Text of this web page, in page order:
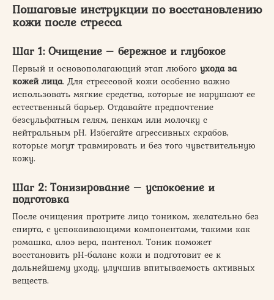
Пошаговые инструкции по восстановлению
кожи после стресса
Шаг 1: Очищение – бережное и глубокое
Первый и основополагающий этап любого ухода за
кожей лица. Для стрессовой кожи особенно важно
использовать мягкие средства, которые не нарушают ее
естественный барьер. Отдавайте предпочтение
безсульфатным гелям, пенкам или молочку с
нейтральным pH. Избегайте агрессивных скрабов,
которые могут травмировать и без того чувствительную
кожу.
Шаг 2: Тонизирование – успокоение и
подготовка
После очищения протрите лицо тоником, желательно без
спирта, с успокаивающими компонентами, такими как
ромашка, алоэ вера, пантенол. Тоник поможет
восстановить pH-баланс кожи и подготовит ее к
дальнейшему уходу, улучшив впитываемость активных
веществ.